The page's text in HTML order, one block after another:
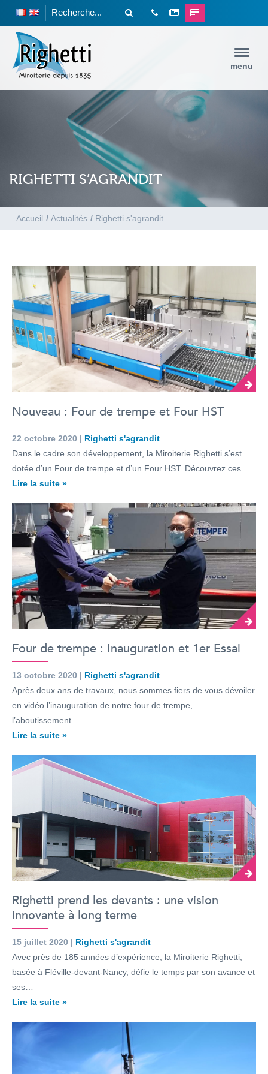
menu
RIGHETTI S’AGRANDIT
Accueil / Actualités / Righetti s'agrandit
Nouveau : Four de trempe et Four HST
22 octobre 2020 | Righetti s'agrandit
Dans le cadre son développement, la Miroiterie Righetti s’est
dotée d’un Four de trempe et d’un Four HST. Découvrez ces…
Lire la suite »
Four de trempe : Inauguration et 1er Essai
13 octobre 2020 | Righetti s'agrandit
Après deux ans de travaux, nous sommes fiers de vous dévoiler
en vidéo l’inauguration de notre four de trempe,
l’aboutissement…
Lire la suite »
Righetti prend les devants : une vision
innovante à long terme
15 juillet 2020 | Righetti s'agrandit
Avec près de 185 années d’expérience, la Miroiterie Righetti,
basée à Fléville-devant-Nancy, défie le temps par son avance et
ses…
Lire la suite »